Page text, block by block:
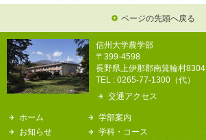
ページの先頭へ戻る
信州大学農学部
〒399-4598
長野県上伊那郡南箕輪村8304
TEL : 0265-77-1300（代）
交通アクセス
ホーム
お知らせ
学部案内
学科・コース